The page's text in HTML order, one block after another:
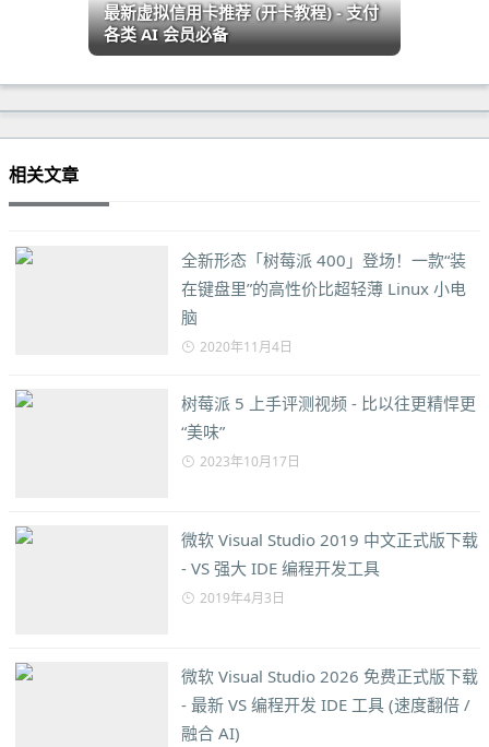
最新虚拟信用卡推荐 (开卡教程) - 支付
各类 AI 会员必备
相关文章
全新形态「树莓派 400」登场！一款“装
在键盘里”的高性价比超轻薄 Linux 小电
脑
2020年11月4日
树莓派 5 上手评测视频 - 比以往更精悍更
“美味”
2023年10月17日
微软 Visual Studio 2019 中文正式版下载
- VS 强大 IDE 编程开发工具
2019年4月3日
微软 Visual Studio 2026 免费正式版下载
- 最新 VS 编程开发 IDE 工具 (速度翻倍 /
融合 AI)